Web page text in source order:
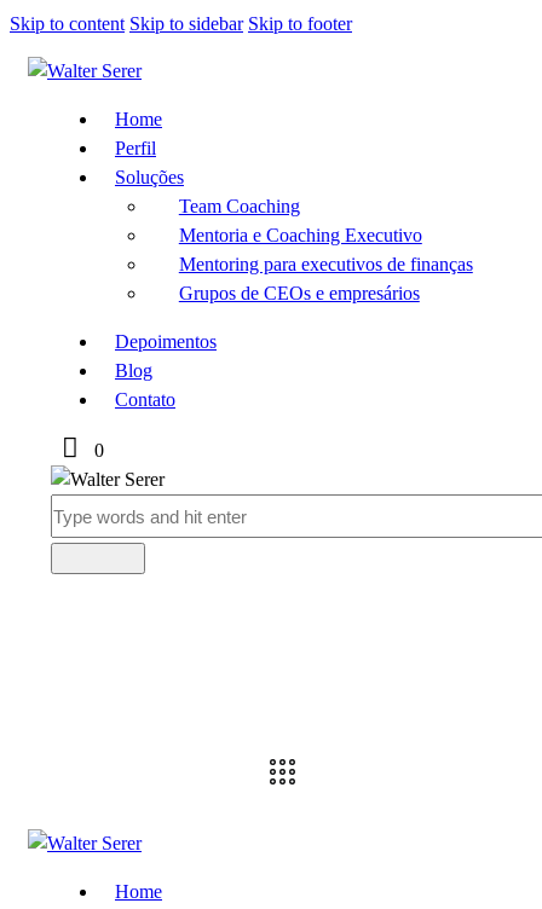
Skip to content Skip to sidebar Skip to footer
Home
Perfil
Soluções
Team Coaching
Mentoria e Coaching Executivo
Mentoring para executivos de finanças
Grupos de CEOs e empresários
Depoimentos
Blog
Contato
0
Home